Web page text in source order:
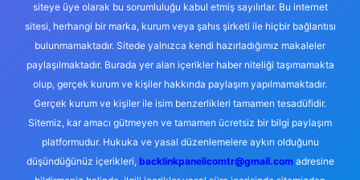
siteye üye olarak bu sorumluluğu kabul etmiş sayılırlar. Bu internet
sitesi, herhangi bir marka, kurum veya şahıs şirketi ile hiçbir bağlantısı
bulunmamaktadır. Sitede yalnızca kendi hazırladığımız makaleler
paylaşılmaktadır. Burada yer alan içerikler haber niteliği taşımamakta
olup, gerçek kurum ve kişiler hakkında paylaşım yapılmamaktadır.
Gerçek kurum ve kişiler ile isim benzerlikleri tamamen tesadüfidir.
Sitemiz, kar amacı gütmeyen ve tamamen ücretsiz bir bilgi paylaşım
platformudur. Hukuka ve yasal düzenlemelere aykırı olduğunu
düşündüğünüz içerikleri, backlinkpanelicomtr@gmail.comadresine